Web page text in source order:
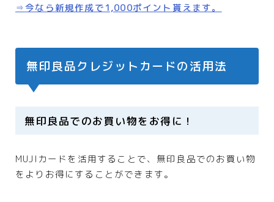
⇒今なら新規作成で1,000ポイント貰えます。
無印良品クレジットカードの活用法
無印良品でのお買い物をお得に！
MUJIカードを活用することで、無印良品でのお買い物
をよりお得にすることができます。